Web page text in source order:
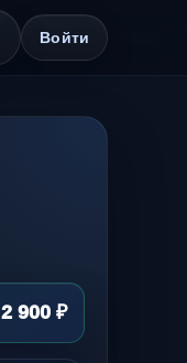
Войти
2 900 ₽